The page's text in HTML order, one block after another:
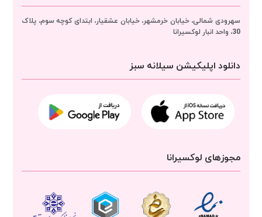
سهرودی شمالی، خیابان خرمشهر، خیابان عشقیار، ابتدای کوچه سوم، پلاک
30، واحد انبار
لوکسیرانا
دانلود اپلیکیشن سیلانه سبز
مجوزهای لوکسیرانا